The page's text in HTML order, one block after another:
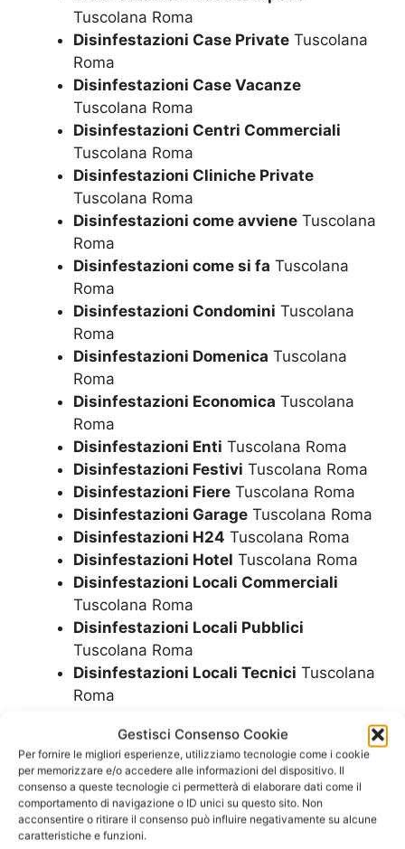
Gestisci Consenso Cookie
Per fornire le migliori esperienze, utilizziamo tecnologie come i cookie
per memorizzare e/o accedere alle informazioni del dispositivo. Il
consenso a queste tecnologie ci permetterà di elaborare dati come il
comportamento di navigazione o ID unici su questo sito. Non
acconsentire o ritirare il consenso può influire negativamente su alcune
caratteristiche e funzioni.
Tuscolana Roma
Disinfestazioni Case Private Tuscolana
Roma
Disinfestazioni Case Vacanze
Tuscolana Roma
Disinfestazioni Centri Commerciali
Tuscolana Roma
Disinfestazioni Cliniche Private
Tuscolana Roma
Disinfestazioni come avviene Tuscolana
Roma
Disinfestazioni come si fa Tuscolana
Roma
Disinfestazioni Condomini Tuscolana
Roma
Disinfestazioni Domenica Tuscolana
Roma
Disinfestazioni Economica Tuscolana
Roma
Disinfestazioni Enti Tuscolana Roma
Disinfestazioni Festivi Tuscolana Roma
Disinfestazioni Fiere Tuscolana Roma
Disinfestazioni Garage Tuscolana Roma
Disinfestazioni H24 Tuscolana Roma
Disinfestazioni Hotel Tuscolana Roma
Disinfestazioni Locali Commerciali
Tuscolana Roma
Disinfestazioni Locali Pubblici
Tuscolana Roma
Disinfestazioni Locali Tecnici Tuscolana
Roma
Disinfestazioni MetodiTuscolana Roma
Disinfestazioni NegoziTuscolana Roma
Disinfestazioni NotteTuscolana Roma
Disinfestazioni Parchi Tuscolana Roma
Disinfestazioni Parco
Tuscolana Roma